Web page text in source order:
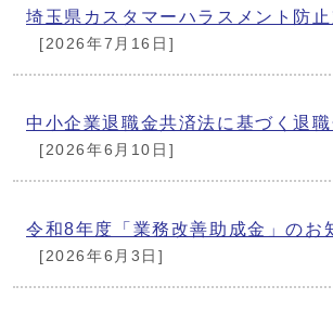
埼玉県カスタマーハラスメント防
[2026年7月16日]
中小企業退職金共済法に基づく退
[2026年6月10日]
令和8年度「業務改善助成金」のお
[2026年6月3日]